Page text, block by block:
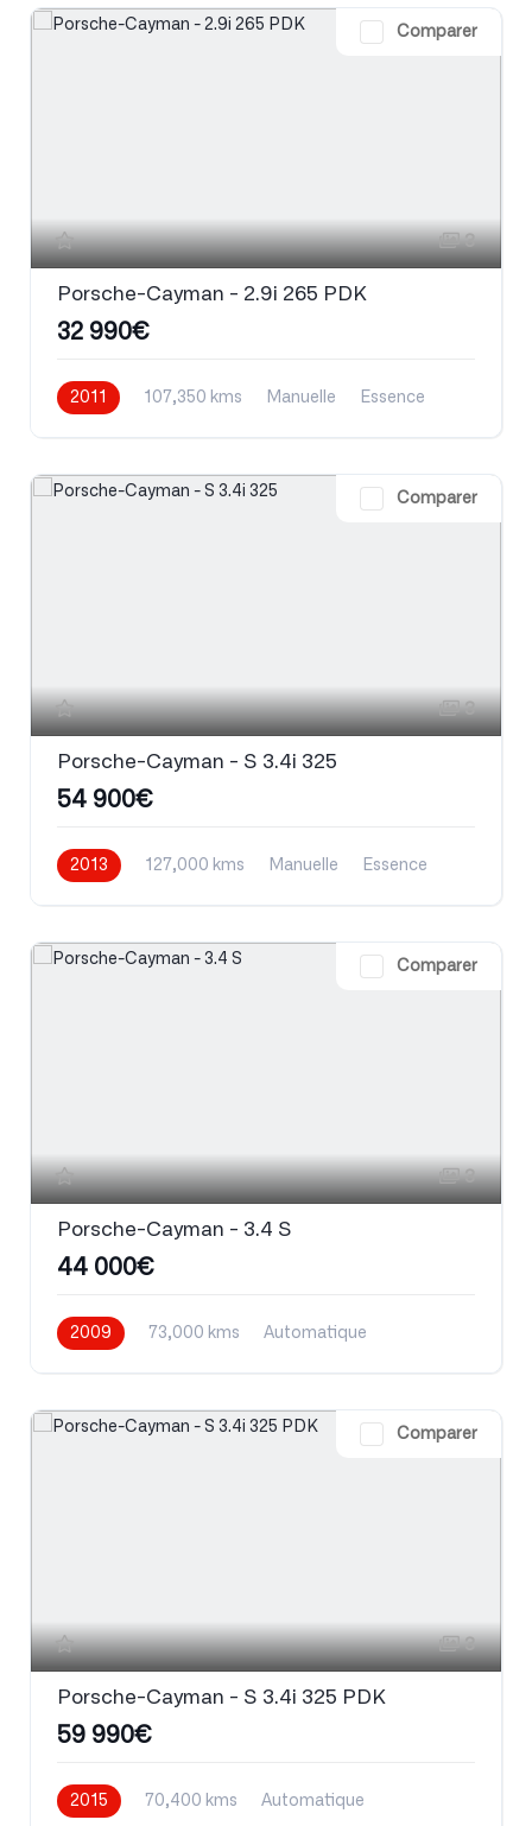
Comparer
3
Porsche-Cayman - 2.9i 265 PDK
32 990€
2011 107,350 kms Manuelle Essence
Comparer
3
Porsche-Cayman - S 3.4i 325
54 900€
2013 127,000 kms Manuelle Essence
Comparer
3
Porsche-Cayman - 3.4 S
44 000€
2009 73,000 kms
Automatique
Comparer
3
Porsche-Cayman - S 3.4i 325 PDK
59 990€
2015 70,400 kms Automatique